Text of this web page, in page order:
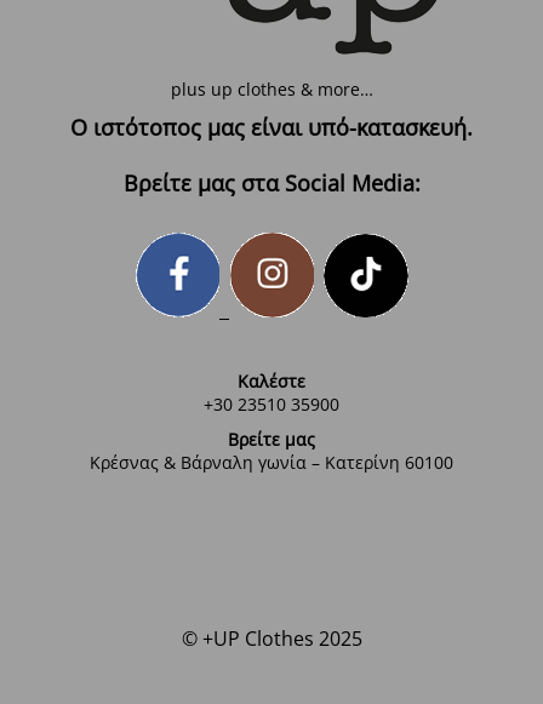
plus up clothes & more…
Ο ιστότοπος μας είναι υπό-κατασκευή.
Βρείτε μας στα Social Media:
Καλέστε
+30 23510 35900
Βρείτε μας
Κρέσνας & Βάρναλη γωνία – Κατερίνη 60100
© +UP Clothes 2025